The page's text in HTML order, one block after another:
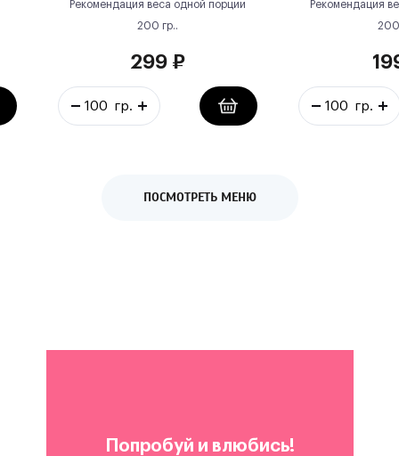
Рекомендация веса одной порции
200 гр..
299₽
Рекомендация
200
ПОСМОТРЕТЬ МЕНЮ
Попробуй и влюбись!